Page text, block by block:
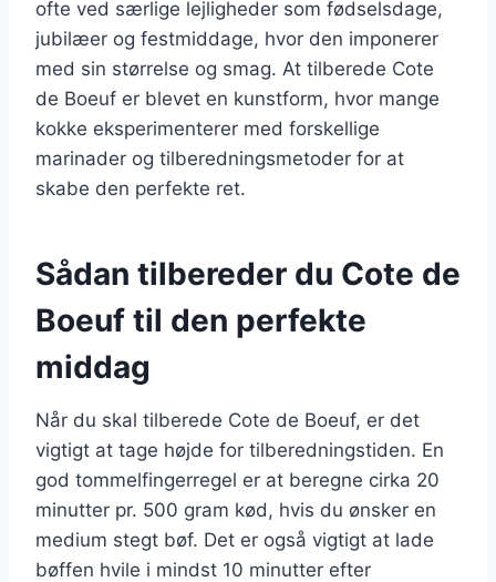
ofte ved særlige lejligheder som fødselsdage,
jubilæer og festmiddage, hvor den imponerer
med sin størrelse og smag. At tilberede Cote
de Boeuf er blevet en kunstform, hvor mange
kokke eksperimenterer med forskellige
marinader og tilberedningsmetoder for at
skabe den perfekte ret.
Sådan tilbereder du Cote de
Boeuf til den perfekte
middag
Når du skal tilberede Cote de Boeuf, er det
vigtigt at tage højde for tilberedningstiden. En
god tommelfingerregel er at beregne cirka 20
minutter pr. 500 gram kød, hvis du ønsker en
medium stegt bøf. Det er også vigtigt at lade
bøffen hvile i mindst 10 minutter efter